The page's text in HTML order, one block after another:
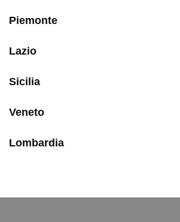
Piemonte
Lazio
Sicilia
Veneto
Lombardia